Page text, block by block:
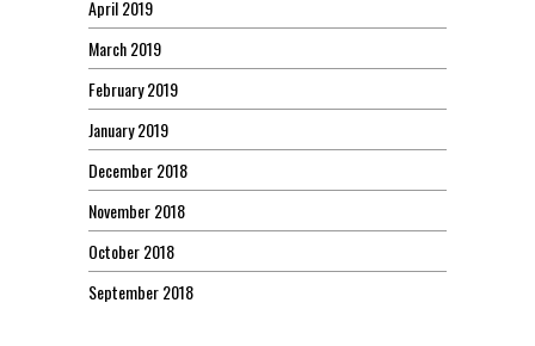
April 2019
March 2019
February 2019
January 2019
December 2018
November 2018
October 2018
September 2018